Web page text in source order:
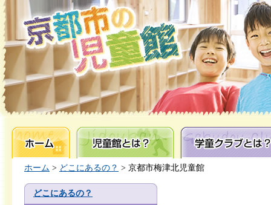
ホーム 児童館とは？ 学童クラブとは？
ホーム > どこにあるの？ > 京都市梅津北児童館
どこにあるの？